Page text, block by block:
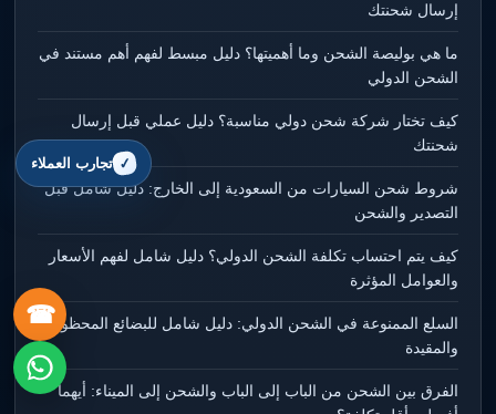
إرسال شحنتك
ما هي بوليصة الشحن وما أهميتها؟ دليل مبسط لفهم أهم مستند في
الشحن الدولي
كيف تختار شركة شحن دولي مناسبة؟ دليل عملي قبل إرسال
شحنتك
شروط شحن السيارات من السعودية إلى الخارج: دليل شامل قبل
التصدير والشحن
كيف يتم احتساب تكلفة الشحن الدولي؟ دليل شامل لفهم الأسعار
والعوامل المؤثرة
السلع الممنوعة في الشحن الدولي: دليل شامل للبضائع المحظورة
والمقيدة
الفرق بين الشحن من الباب إلى الباب والشحن إلى الميناء: أيهما
☎
تجارب العملاء